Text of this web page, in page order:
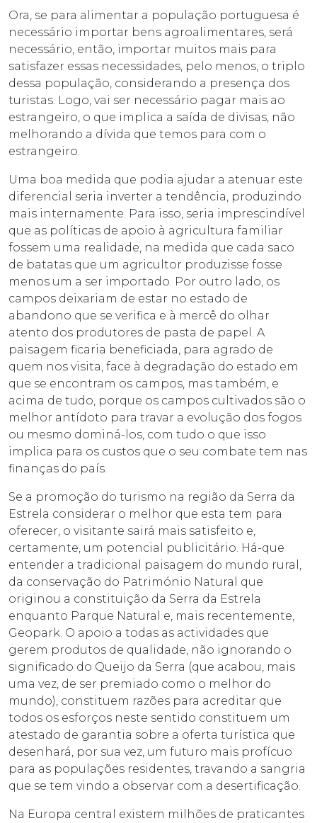
Ora, se para alimentar a população portuguesa é
necessário importar bens agroalimentares, será
necessário, então, importar muitos mais para
satisfazer essas necessidades, pelo menos, o triplo
dessa população, considerando a presença dos
turistas. Logo, vai ser necessário pagar mais ao
estrangeiro, o que implica a saída de divisas, não
melhorando a dívida que temos para com o
estrangeiro.
Uma boa medida que podia ajudar a atenuar este
diferencial seria inverter a tendência, produzindo
mais internamente. Para isso, seria imprescindível
que as políticas de apoio à agricultura familiar
fossem uma realidade, na medida que cada saco
de batatas que um agricultor produzisse fosse
menos um a ser importado. Por outro lado, os
campos deixariam de estar no estado de
abandono que se verifica e à mercê do olhar
atento dos produtores de pasta de papel. A
paisagem ficaria beneficiada, para agrado de
quem nos visita, face à degradação do estado em
que se encontram os campos, mas também, e
acima de tudo, porque os campos cultivados são o
melhor antídoto para travar a evolução dos fogos
ou mesmo dominá-los, com tudo o que isso
implica para os custos que o seu combate tem nas
finanças do país.
Se a promoção do turismo na região da Serra da
Estrela considerar o melhor que esta tem para
oferecer, o visitante sairá mais satisfeito e,
certamente, um potencial publicitário. Há-que
entender a tradicional paisagem do mundo rural,
da conservação do Património Natural que
originou a constituição da Serra da Estrela
enquanto Parque Natural e, mais recentemente,
Geopark. O apoio a todas as actividades que
gerem produtos de qualidade, não ignorando o
significado do Queijo da Serra (que acabou, mais
uma vez, de ser premiado como o melhor do
mundo), constituem razões para acreditar que
todos os esforços neste sentido constituem um
atestado de garantia sobre a oferta turística que
desenhará, por sua vez, um futuro mais profícuo
para as populações residentes, travando a sangria
que se tem vindo a observar com a desertificação.
Na Europa central existem milhões de praticantes